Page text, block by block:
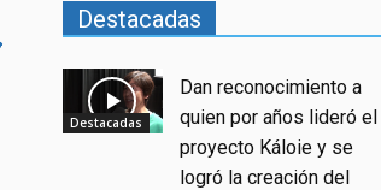
Destacadas
Destacadas
Dan reconocimiento a
quien por años lideró el
proyecto Káloie y se
logró la creación del